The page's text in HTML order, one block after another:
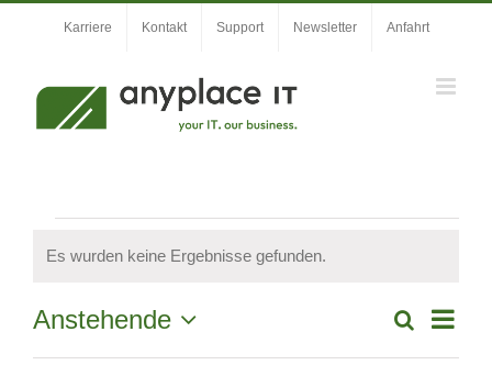
Karriere Kontakt Support Newsletter Anfahrt
Veranstaltungen
Hinweis
Es wurden keine Ergebnisse gefunden.
Suche
Liste
Anstehende
Datum